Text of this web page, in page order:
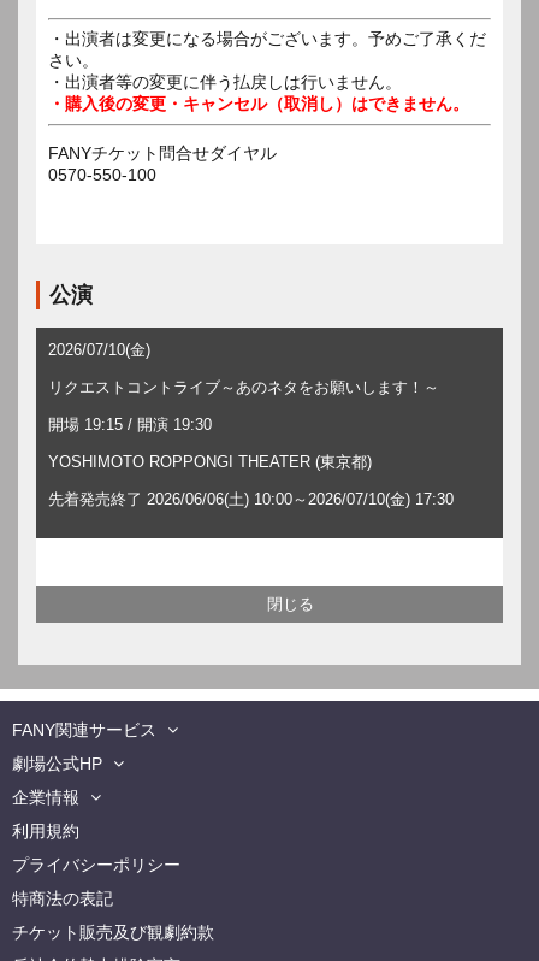
・出演者は変更になる場合がございます。予めご了承くだ
さい。
・出演者等の変更に伴う払戻しは行いません。
・購入後の変更・キャンセル（取消し）はできません。
FANYチケット問合せダイヤル
0570-550-100
公演
2026/07/10(金)
リクエストコントライブ～あのネタをお願いします！～
開場 19:15 / 開演 19:30
YOSHIMOTO ROPPONGI THEATER (東京都)
先着発売終了 2026/06/06(土) 10:00～2026/07/10(金) 17:30
FANY関連サービス
劇場公式HP
企業情報
利用規約
プライバシーポリシー
特商法の表記
チケット販売及び観劇約款